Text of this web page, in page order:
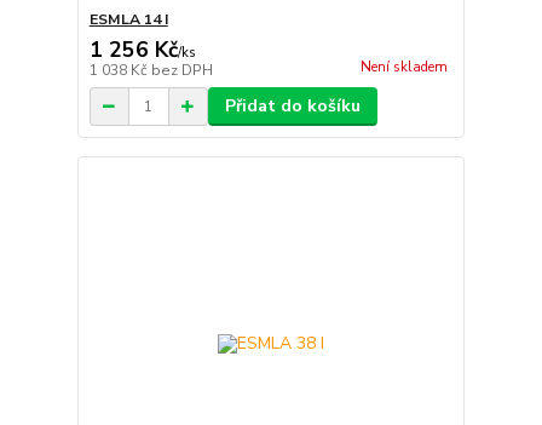
ESMLA 14 I
1 256 Kč/ks
1 038 Kč bez DPH Není skladem
Přidat do košíku